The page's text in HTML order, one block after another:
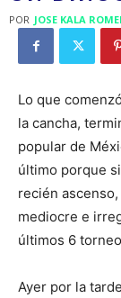
POR JOSE KALA
Lo que
la cancha,
popular de
último porque
recién
mediocre e
últimos 6
Ayer por la